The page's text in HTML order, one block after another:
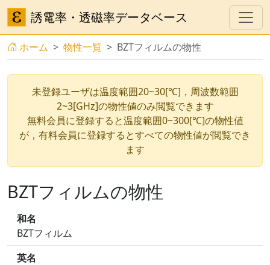
誘電率・透磁率データベース
ホーム 物性一覧 BZTフィルムの物性
未登録ユーザは温度範囲20~30[℃]，周波数範囲
2~3[GHz]の物性値のみ閲覧できます
無料会員に登録すると温度範囲0~300[℃]の物性値
が，有料会員に登録するとすべての物性値が閲覧でき
ます
BZTフィルムの物性
和名
BZTフィルム
英名